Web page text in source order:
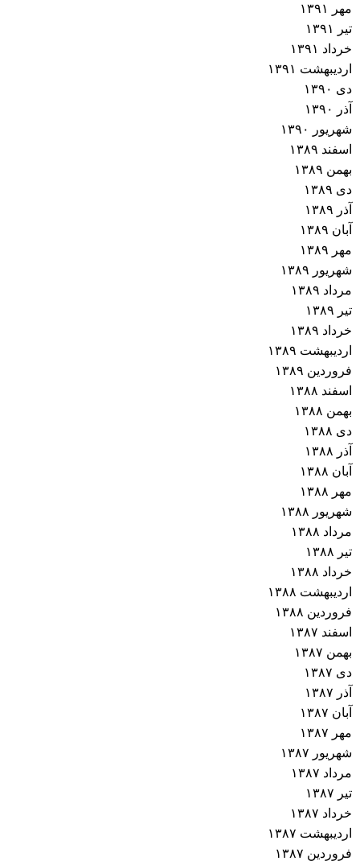
مهر ۱۳۹۱
تیر ۱۳۹۱
خرداد ۱۳۹۱
اردیبهشت ۱۳۹۱
دی ۱۳۹۰
آذر ۱۳۹۰
شهریور ۱۳۹۰
اسفند ۱۳۸۹
بهمن ۱۳۸۹
دی ۱۳۸۹
آذر ۱۳۸۹
آبان ۱۳۸۹
مهر ۱۳۸۹
شهریور ۱۳۸۹
مرداد ۱۳۸۹
تیر ۱۳۸۹
خرداد ۱۳۸۹
اردیبهشت ۱۳۸۹
فروردین ۱۳۸۹
اسفند ۱۳۸۸
بهمن ۱۳۸۸
دی ۱۳۸۸
آذر ۱۳۸۸
آبان ۱۳۸۸
مهر ۱۳۸۸
شهریور ۱۳۸۸
مرداد ۱۳۸۸
تیر ۱۳۸۸
خرداد ۱۳۸۸
اردیبهشت ۱۳۸۸
فروردین ۱۳۸۸
اسفند ۱۳۸۷
بهمن ۱۳۸۷
دی ۱۳۸۷
آذر ۱۳۸۷
آبان ۱۳۸۷
مهر ۱۳۸۷
شهریور ۱۳۸۷
مرداد ۱۳۸۷
تیر ۱۳۸۷
خرداد ۱۳۸۷
اردیبهشت ۱۳۸۷
فروردین ۱۳۸۷